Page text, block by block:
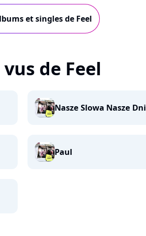
et singles de Feel
de Feel
Nasze Slowa Nasze Dni
Paul